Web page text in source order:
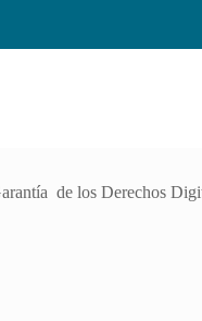
de los Derechos